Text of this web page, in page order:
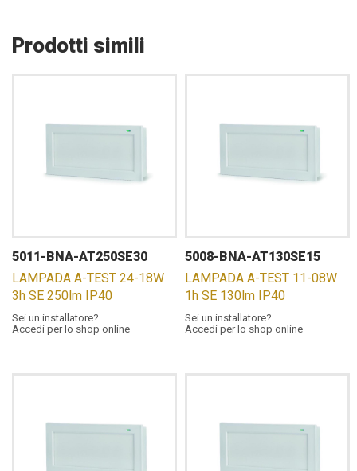
Prodotti simili
5011-BNA-AT250SE30
LAMPADA A-TEST 24-18W
3h SE 250lm IP40
Sei un installatore?
Accedi per lo shop online
5008-BNA-AT130SE15
LAMPADA A-TEST 11-08W
1h SE 130lm IP40
Sei un installatore?
Accedi per lo shop online